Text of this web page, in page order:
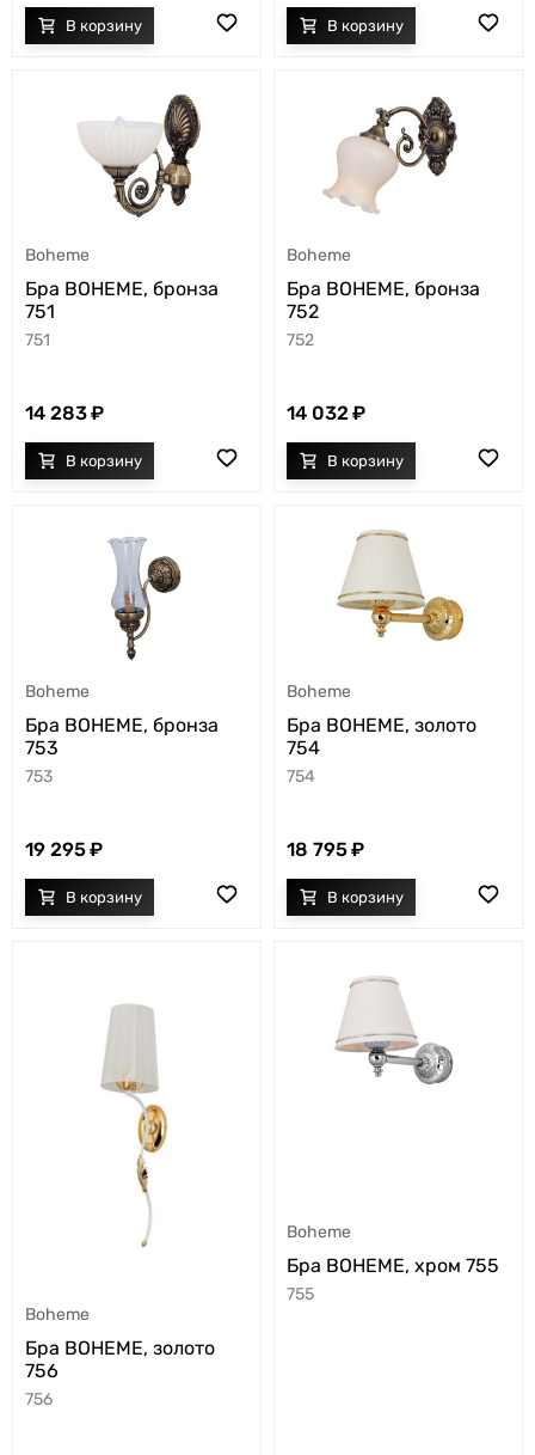
Boheme
Бра BOHEME, бронза
751
751
14 283
Boheme
Бра BOHEME, бронза
752
752
14 032
Boheme
Бра BOHEME, бронза
753
753
19 295
Boheme
Бра BOHEME, золото
754
754
18 795
Boheme
Бра BOHEME, золото
756
756
Boheme
Бра BOHEME, хром 755
755